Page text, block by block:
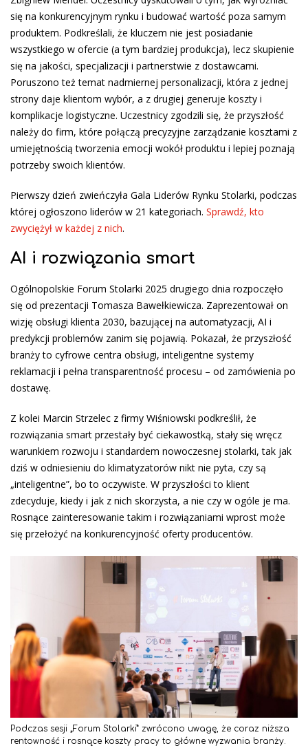
się na konkurencyjnym rynku i budować wartość poza samym
produktem. Podkreślali, że kluczem nie jest posiadanie
wszystkiego w ofercie (a tym bardziej produkcja), lecz skupienie
się na jakości, specjalizacji i partnerstwie z dostawcami.
Poruszono też temat nadmiernej personalizacji, która z jednej
strony daje klientom wybór, a z drugiej generuje koszty i
komplikacje logistyczne. Uczestnicy zgodzili się, że przyszłość
należy do firm, które połączą precyzyjne zarządzanie kosztami z
umiejętnością tworzenia emocji wokół produktu i lepiej poznają
potrzeby swoich klientów.
Pierwszy dzień zwieńczyła Gala Liderów Rynku Stolarki, podczas
której ogłoszono liderów w 21 kategoriach. Sprawdź, kto
zwyciężył w każdej z nich.
AI i rozwiązania smart
Ogólnopolskie Forum Stolarki 2025 drugiego dnia rozpoczęło
się od prezentacji Tomasza Bawełkiewicza. Zaprezentował on
wizję obsługi klienta 2030, bazującej na automatyzacji, AI i
predykcji problemów zanim się pojawią. Pokazał, że przyszłość
branży to cyfrowe centra obsługi, inteligentne systemy
reklamacji i pełna transparentność procesu – od zamówienia po
dostawę.
Z kolei Marcin Strzelec z firmy Wiśniowski podkreślił, że
rozwiązania smart przestały być ciekawostką, stały się wręcz
warunkiem rozwoju i standardem nowoczesnej stolarki, tak jak
dziś w odniesieniu do klimatyzatorów nikt nie pyta, czy są
„inteligentne”, bo to oczywiste. W przyszłości to klient
zdecyduje, kiedy i jak z nich skorzysta, a nie czy w ogóle je ma.
Rosnące zainteresowanie takim i rozwiązaniami wprost może
się przełożyć na konkurencyjność oferty producentów.
Podczas sesji „Forum Stolarki” zwrócono uwagę, że coraz niższa
rentowność i rosnące koszty pracy to główne wyzwania branży.